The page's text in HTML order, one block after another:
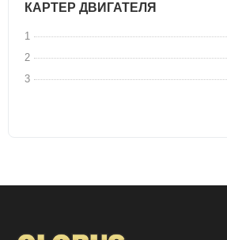
КАРТЕР ДВИГАТЕЛЯ
1
2
3